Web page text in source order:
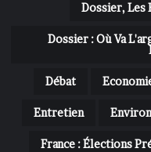
Dossier, Les
Dossier : Où Va
Débat
Entretien
France : Élections